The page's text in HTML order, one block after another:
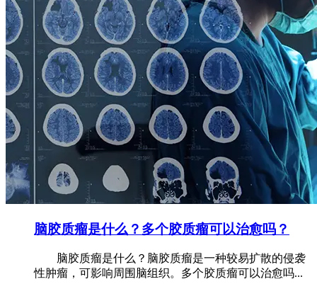
脑胶质瘤是什么？多个胶质瘤可以治愈吗？
脑胶质瘤是什么？脑胶质瘤是一种较易扩散的侵袭
性肿瘤，可影响周围脑组织。多个胶质瘤可以治愈吗...